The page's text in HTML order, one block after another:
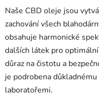
Naše CBD oleje jsou
zachování všech
obsahuje harmonické
dalších látek pro
důraz na čistotu a
je podrobena
laboratořemi.